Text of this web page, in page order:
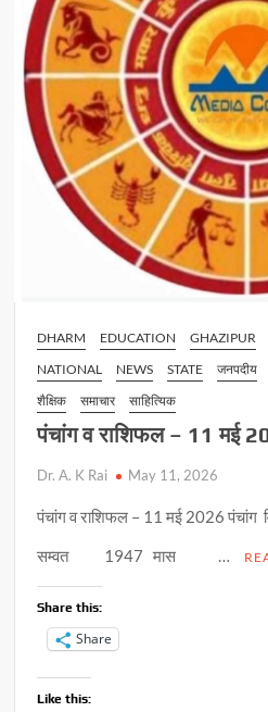
DHARM EDUCATION GHAZIPUR
NATIONAL
NEWS STATE जनपदीय
शैक्षिक
समाचार साहित्यिक
पंचांग व राशिफल – 11 मई
Dr. A. K Rai May 11, 2026
पंचांग व राशिफल – 11 मई 2026
सम्वत 1947 मास …
Share this:
Share
Like this: